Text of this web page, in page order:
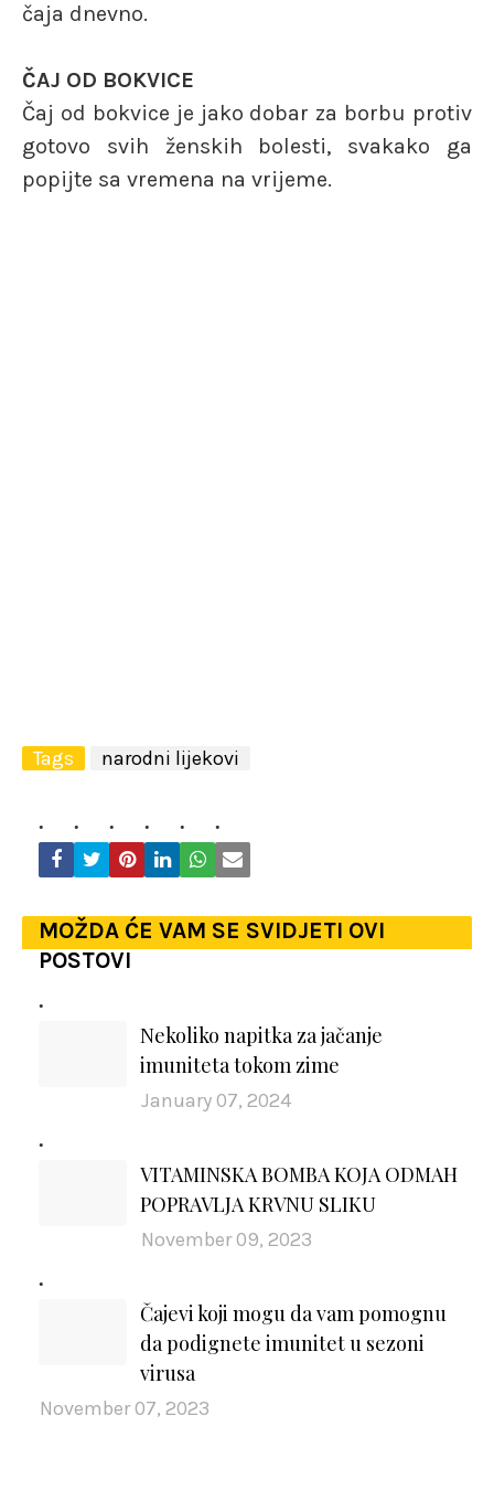
čaja dnevno.
ČAJ OD BOKVICE
Čaj od bokvice je jako dobar za borbu protiv
gotovo svih ženskih bolesti, svakako ga
popijte sa vremena na vrijeme.
Tags narodni lijekovi
MOŽDA ĆE VAM SE SVIDJETI OVI
POSTOVI
Nekoliko napitka za jačanje
imuniteta tokom zime
January 07, 2024
VITAMINSKA BOMBA KOJA ODMAH
POPRAVLJA KRVNU SLIKU
November 09, 2023
Čajevi koji mogu da vam pomognu
da podignete imunitet u sezoni
virusa
November 07, 2023